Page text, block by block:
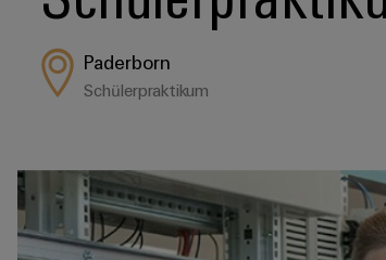
Paderborn
Schülerpraktikum